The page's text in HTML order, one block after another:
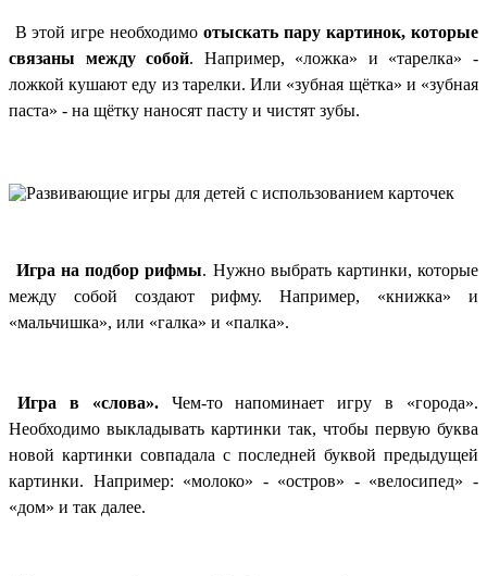
В этой игре необходимоотыскать пару картинок, которые
связаны между собой. Например, «ложка» и «тарелка» -
ложкой кушают еду из тарелки. Или «зубная щётка» и «зубная
паста» - на щётку наносят пасту и чистят зубы.
Игра на подбор рифмы. Нужно выбрать картинки, которые
между собой создают рифму. Например, «книжка» и
«мальчишка», или «галка» и «палка».
Игра в «слова».Чем-то напоминает игру в «города».
Необходимо выкладывать картинки так, чтобы первую буква
новой картинки совпадала с последней буквой предыдущей
картинки. Например: «молоко» - «остров» - «велосипед» -
«дом» и так далее.